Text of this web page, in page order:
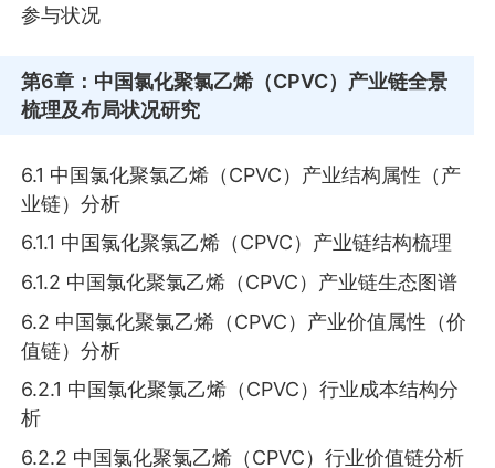
参与状况
第6章 ：中国氯化聚氯乙烯（CPVC）产业链全景
梳理及布局状况研究
6.1 中国氯化聚氯乙烯（CPVC）产业结构属性（产
业链）分析
6.1.1 中国氯化聚氯乙烯（CPVC）产业链结构梳理
6.1.2 中国氯化聚氯乙烯（CPVC）产业链生态图谱
6.2 中国氯化聚氯乙烯（CPVC）产业价值属性（价
值链）分析
6.2.1 中国氯化聚氯乙烯（CPVC）行业成本结构分
析
6.2.2 中国氯化聚氯乙烯（CPVC）行业价值链分析